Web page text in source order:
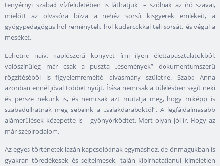
tenyérnyi szabad vízfelületében is láthatjuk” – szólnak az író szavai,
mielőtt az olvasóra bízza a nehéz sorsú kisgyerek emlékeit, a
gyógypedagógus hol reményteli, hol kudarcokkal teli sorsát, és végül a
meséket.
Lehetne naiv, naplószerű könyvet írni ilyen élettapasztalatokból,
valószínűleg már csak a puszta „események” dokumentumszerű
rögzítéséből is figyelemreméltó olvasmány születne. Szabó Anna
azonban ennél jóval többet nyújt. Írása nemcsak a túlélésben segít neki
és persze nekünk is, és nemcsak azt mutatja meg, hogy miképp is
szabadulhatnak meg sebeink a „salakdaraboktól”. A legfájdalmasabb
alámerülések közepette is – gyönyörködtet. Mert olyan jól ír. Hogy az
már szépirodalom.
Az egyes történetek lazán kapcsolódnak egymáshoz, de önmagukban is
gyakran töredékesek és sejtelmesek, talán kibírhatatlanul kíméletlen